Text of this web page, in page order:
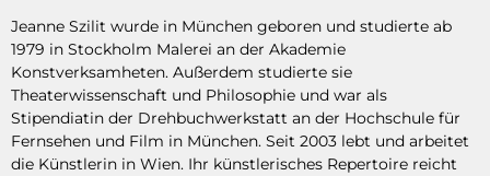
Jeanne Szilit wurde in München geboren und studierte ab
1979 in Stockholm Malerei an der Akademie
Konstverksamheten. Außerdem studierte sie
Theaterwissenschaft und Philosophie und war als
Stipendiatin der Drehbuchwerkstatt an der Hochschule für
Fernsehen und Film in München. Seit 2003 lebt und arbeitet
die Künstlerin in Wien. Ihr künstlerisches Repertoire reicht